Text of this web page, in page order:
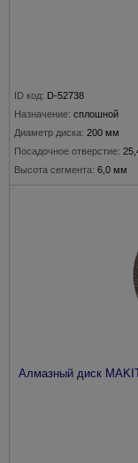
ID код: D-52738
Назначение: сплошной
Диаметр диска: 200 мм
Посадочное отверстие:
Высота сегмента: 6,0 мм
Алмазный диск